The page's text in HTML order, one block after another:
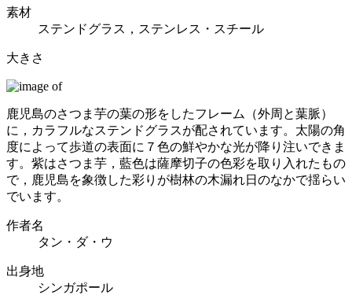
素材
ステンドグラス，ステンレス・スチール
大きさ
鹿児島のさつま芋の葉の形をしたフレーム（外周と葉脈）
に，カラフルなステンドグラスが配されています。太陽の角
度によって歩道の表面に７色の鮮やかな光が降り注いできま
す。紫はさつま芋，藍色は薩摩切子の色彩を取り入れたもの
で，鹿児島を象徴した彩りが樹林の木漏れ日のなかで揺らい
でいます。
作者名
タン・ダ・ウ
出身地
シンガポール